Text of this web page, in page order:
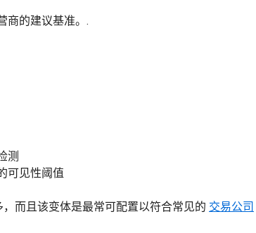
商的建议基准。.
测
可见性阈值
而且该变体是最常可配置以符合常见的 交易公司